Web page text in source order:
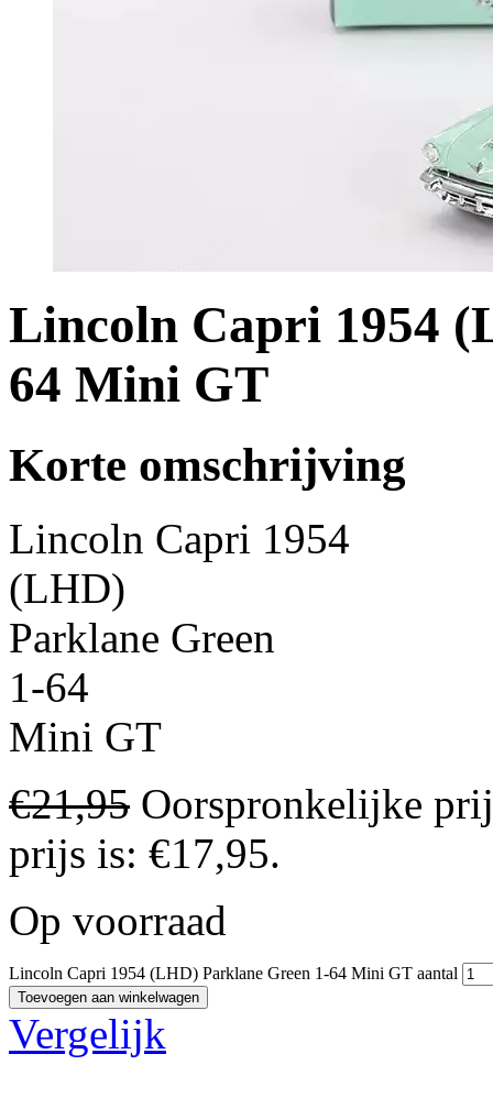
Lincoln Capri 1954
64 Mini GT
Korte omschrijving
Lincoln Capri 1954
(LHD)
Parklane Green
1-64
Mini GT
€21,95 Oorspronkelijke
prijs is: €17,95.
Op voorraad
Lincoln Capri 1954 (LHD) Parklane Green 1-64 Mini GT aantal
Toevoegen aan winkelwagen
Vergelijk